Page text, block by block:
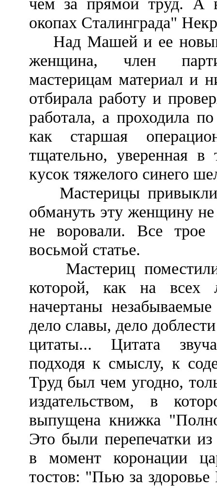
окопах Сталинграда"
Над Машей и ее
женщина, член
мастерицам материал и
отбирала работу и
работала, а проходила
как старшая
тщательно, уверенная
кусок тяжелого синего
Мастерицы привыкли
обмануть эту женщину
не воровали. Все трое
восьмой статье.
Мастериц поместили
которой, как на всех
начертаны
дело славы, дело
цитаты... Цитата
подходя к смыслу, к
Труд был чем угодно,
издательством, в
выпущена книжка
Это были перепечатки
в момент коронации
тостов: "Пью за